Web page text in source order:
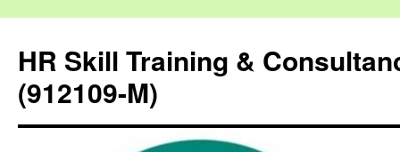
HR Skill Training &
(912109-M)